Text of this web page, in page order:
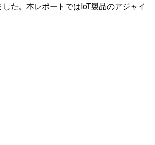
た。本レポートではIoT製品のアジャイ